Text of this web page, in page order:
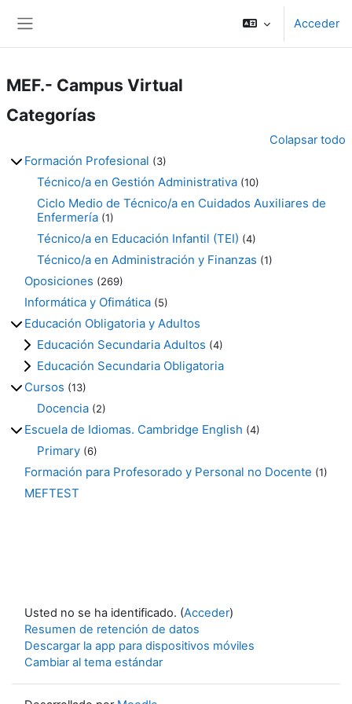
Acceder
MEF.- Campus Virtual
Categorías
Colapsar todo
Formación Profesional (3)
Técnico/a en Gestión Administrativa (10)
Ciclo Medio de Técnico/a en Cuidados Auxiliares de
Enfermería (1)
Técnico/a en Educación Infantil (TEI) (4)
Técnico/a en Administración y Finanzas (1)
Oposiciones (269)
Informática y Ofimática (5)
Educación Obligatoria y Adultos
Educación Secundaria Adultos (4)
Educación Secundaria Obligatoria
Cursos (13)
Docencia (2)
Escuela de Idiomas. Cambridge English (4)
Primary (6)
Formación para Profesorado y Personal no Docente (1)
MEFTEST
Usted no se ha identificado. (Acceder)
Resumen de retención de datos
Descargar la app para dispositivos móviles
Cambiar al tema estándar